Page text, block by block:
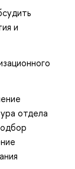
и
отдела